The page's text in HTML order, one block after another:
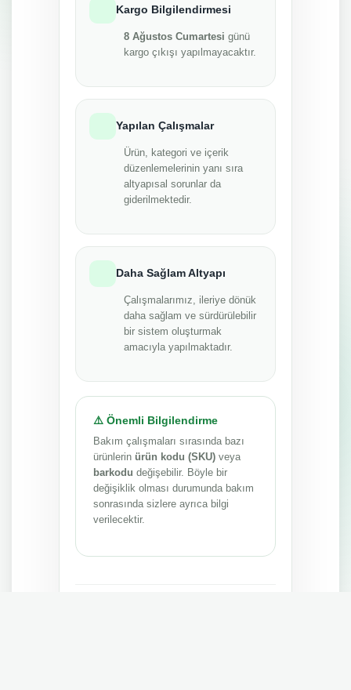
Kargo Bilgilendirmesi
8 Ağustos Cumartesi günü
kargo çıkışı yapılmayacaktır.
Yapılan Çalışmalar
Ürün, kategori ve içerik
düzenlemelerinin yanı sıra
altyapısal sorunlar da
giderilmektedir.
Daha Sağlam Altyapı
Çalışmalarımız, ileriye dönük
daha sağlam ve sürdürülebilir
bir sistem oluşturmak
amacıyla yapılmaktadır.
⚠️ Önemli Bilgilendirme
Bakım çalışmaları sırasında bazı
ürünlerin ürün kodu (SKU) veya
barkodu değişebilir. Böyle bir
değişiklik olması durumunda bakım
sonrasında sizlere ayrıca bilgi
verilecektir.